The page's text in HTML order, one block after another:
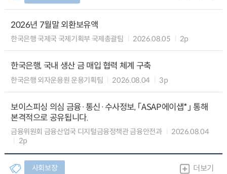
2026년 7월말 외환보유액
한국은행 국제국 국제기획부 국제총괄팀 2026.08.05 2p
한국은행, 국내 생산 금 매입 협력 체계 구축
한국은행 외자운용원 운용기획팀 2026.08.04 3p
보이스피싱 의심 금융·통신·수사정보, 「ASAP에이샙*」 통해
본격적으로 공유됩니다.
금융위원회 금융산업국 디지털금융정책관 금융안전과
2026.08.04
2p
사회보장 더보기